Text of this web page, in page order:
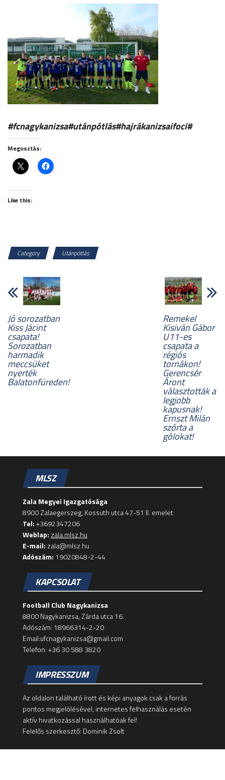
#fcnagykanizsa#utánpótlás#hajrákanizsaifoci#
Megosztás:
Like this:
Category Utánpótlás
Jó sorozatban
Kiss Jácint
csapata!
Sorozatban
harmadik
meccsüket
nyerték
Balatonfüreden!
Remekel
Kisiván Gábor
U11-es
csapata a
régiós
tornákon!
Gerencsér
Áront
választották a
legjobb
kapusnak!
Ernszt Milán
szórta a
gólokat!
MLSZ
Zala Megyei Igazgatósága
8900 Zalaegerszeg, Kossuth utca 47-51 II. emelet
Tel:+3692347206
Weblap: zala.mlsz.hu
E-mail: zala@mlsz.hu
Adószám: 19020848-2-44
KAPCSOLAT
Football Club Nagykanizsa
8800 Nagykanizsa, Zárda utca 16.
Adószám: 18966314-2-20
Email:ufcnagykanizsa@gmail.com
Telefon: +36 30 588 3820
IMPRESSZUM
Az oldalon található írott és képi anyagok csak a forrás
pontos megjelölésével, internetes felhasználás esetén
aktív hivatkozással használhatóak fel!
Felelős szerkesztő: Dominik Zsolt